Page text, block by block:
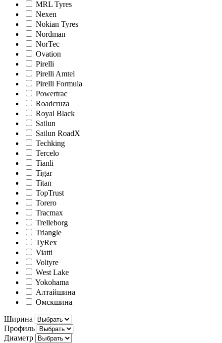
MRL Tyres
Nexen
Nokian Tyres
Nordman
NorTec
Ovation
Pirelli
Pirelli Amtel
Pirelli Formula
Powertrac
Roadcruza
Royal Black
Sailun
Sailun RoadX
Techking
Tercelo
Tianli
Tigar
Titan
TopTrust
Torero
Tracmax
Trelleborg
Triangle
TyRex
Viatti
Voltyre
West Lake
Yokohama
Алтайшина
Омскшина
Ширина
Профиль
Диаметр